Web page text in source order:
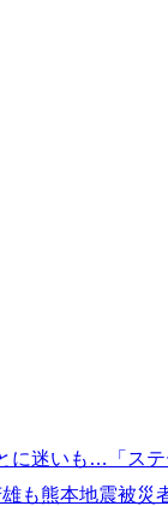
迷いも…「ス
も熊本地震被